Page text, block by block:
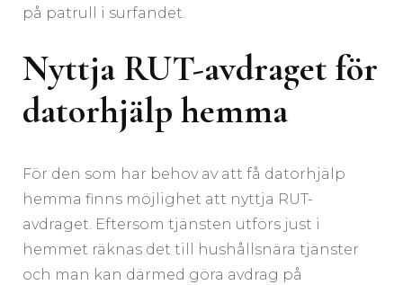
på patrull i surfandet.
Nyttja RUT-avdraget för
datorhjälp hemma
För den som har behov av att få datorhjälp
hemma finns möjlighet att nyttja RUT-
avdraget. Eftersom tjänsten utförs just i
hemmet räknas det till hushållsnära tjänster
och man kan därmed göra avdrag på